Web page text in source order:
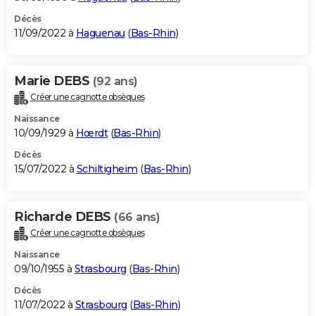
Décès
11/09/2022 à Haguenau (Bas-Rhin)
Marie DEBS (92 ans)
Créer une cagnotte obsèques
Naissance
10/09/1929 à Hœrdt(Bas-Rhin)
Décès
15/07/2022 à Schiltigheim (Bas-Rhin)
Richarde DEBS (66 ans)
Créer une cagnotte obsèques
Naissance
09/10/1955 à Strasbourg (Bas-Rhin)
Décès
11/07/2022 à Strasbourg (Bas-Rhin)